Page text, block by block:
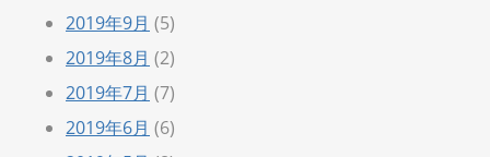
2019年9月 (5)
2019年8月 (2)
2019年7月 (7)
2019年6月 (6)